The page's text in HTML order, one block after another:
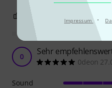
Impressum ·
0 Sehr
0deon
Sound